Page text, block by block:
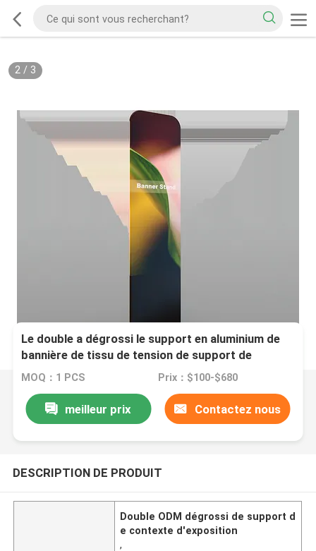
2/ 3
Le double a dégrossi le support en aluminium de
bannière de tissu de tension de support de
contexte d'exposition
MOQ：1 PCS Prix：$100-$680
meilleur prix Contactez nous
DESCRIPTION DE PRODUIT
Double ODM dégrossi de support d
e contexte d'exposition
,